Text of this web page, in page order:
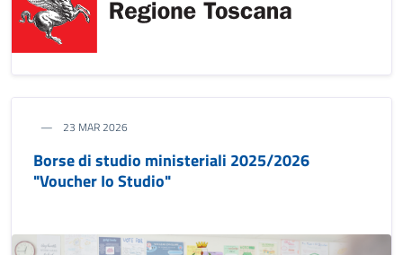
23 MAR 2026
Borse di studio ministeriali 2025/2026
"Voucher Io Studio"